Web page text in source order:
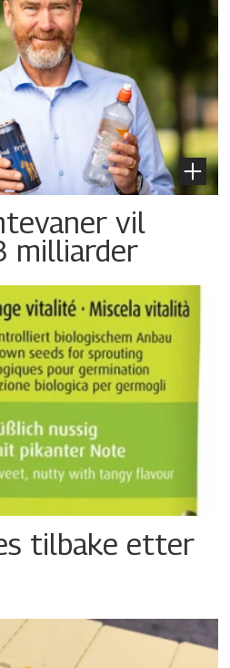
vil
milliarder
tilbake etter